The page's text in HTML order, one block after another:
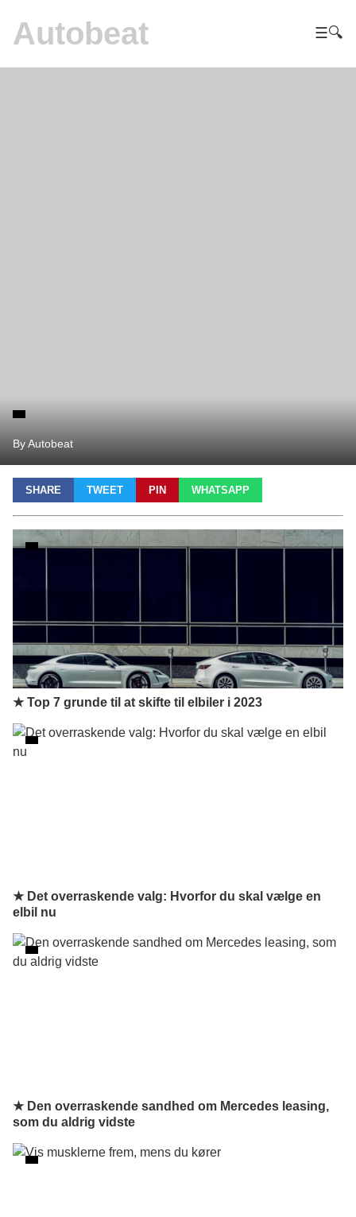
Autobeat ☰🔍
By Autobeat
SHARE TWEET PIN WHATSAPP
★ Top 7 grunde til at skifte til elbiler i 2023
★ Det overraskende valg: Hvorfor du skal vælge en
elbil nu
★ Den overraskende sandhed om Mercedes leasing,
som du aldrig vidste